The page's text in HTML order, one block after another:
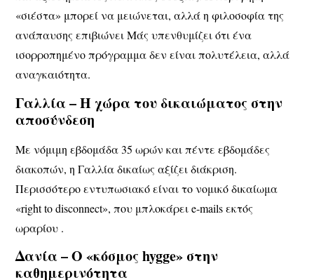
«σιέστα» μπορεί να μειώνεται, αλλά η φιλοσοφία της
ανάπαυσης επιβιώνει Μάς υπενθυμίζει ότι ένα
ισορροπημένο πρόγραμμα δεν είναι πολυτέλεια, αλλά
αναγκαιότητα.
Γαλλία – Η χώρα του δικαιώματος στην
αποσύνδεση
Με νόμιμη εβδομάδα 35 ωρών και πέντε εβδομάδες
διακοπών, η Γαλλία δικαίως αξίζει διάκριση.
Περισσότερο εντυπωσιακό είναι το νομικό δικαίωμα
«right to disconnect», που μπλοκάρει e‑mails εκτός
ωραρίου .
Δανία – Ο «κόσμος hygge» στην
καθημερινότητα